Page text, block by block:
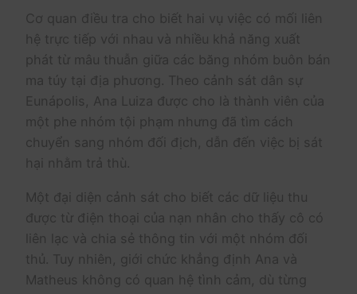
Cơ quan điều tra cho biết hai vụ việc có mối liên
hệ trực tiếp với nhau và nhiều khả năng xuất
phát từ mâu thuẫn giữa các băng nhóm buôn bán
ma túy tại địa phương. Theo cảnh sát dân sự
Eunápolis, Ana Luiza được cho là thành viên của
một phe nhóm tội phạm nhưng đã tìm cách
chuyển sang nhóm đối địch, dẫn đến việc bị sát
hại nhằm trả thù.
Một đại diện cảnh sát cho biết các dữ liệu thu
được từ điện thoại của nạn nhân cho thấy cô có
liên lạc và chia sẻ thông tin với một nhóm đối
thủ. Tuy nhiên, giới chức khẳng định Ana và
Matheus không có quan hệ tình cảm, dù từng